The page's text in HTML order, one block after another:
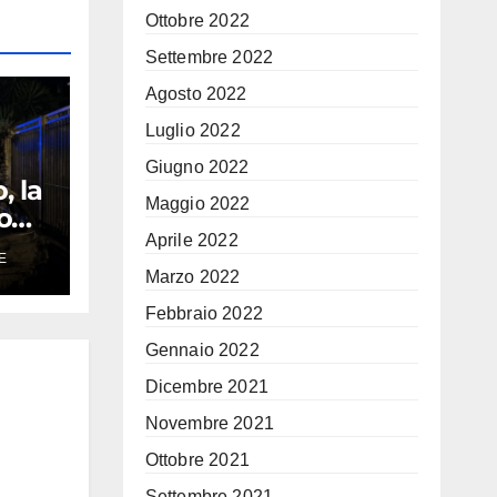
la
Ottobre 2022
Settembre 2022
Agosto 2022
Luglio 2022
Giugno 2022
Maggio 2022
Aprile 2022
Marzo 2022
Febbraio 2022
Gennaio 2022
Dicembre 2021
Novembre 2021
Ottobre 2021